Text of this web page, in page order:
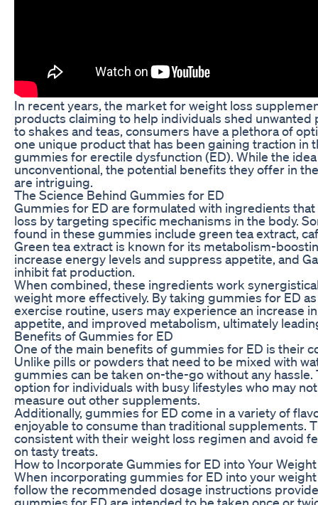
In recent years, the market for weight loss
products claiming to help individuals shed unwanted
to shakes and teas, consumers have a plethora of
one unique product that has been gaining traction in
gummies for erectile dysfunction (ED). While the
unconventional, the potential benefits they offer in
are intriguing.
The Science Behind Gummies for ED
Gummies for ED are formulated with ingredients
loss by targeting specific mechanisms in the body.
found in these gummies include green tea extract,
Green tea extract is known for its metabolism-
increase energy levels and suppress appetite, and
inhibit fat production.
When combined, these ingredients work
weight more effectively. By taking gummies for ED
exercise routine, users may experience an increase
appetite, and improved metabolism, ultimately
Benefits of Gummies for ED
One of the main benefits of gummies for ED is their
Unlike pills or powders that need to be mixed with
gummies can be taken on-the-go without any
option for individuals with busy lifestyles who may
measure out other supplements.
Additionally, gummies for ED come in a variety of
enjoyable to consume than traditional supplements.
consistent with their weight loss regimen and avoid
on tasty treats.
How to Incorporate Gummies for ED into Your
When incorporating gummies for ED into your
follow the recommended dosage instructions
gummies for ED are intended to be taken once or